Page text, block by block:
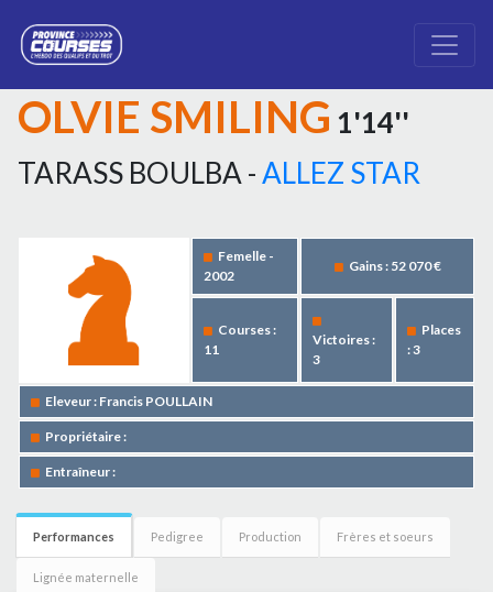
OLVIE SMILING 1'14''
TARASS BOULBA -ALLEZ STAR
Femelle -
2002
Gains : 52 070 €
Courses :
11
Victoires :
3
Places
: 3
Eleveur : Francis POULLAIN
Propriétaire :
Entraîneur :
Performances Pedigree Production Frères et soeurs
Lignée maternelle